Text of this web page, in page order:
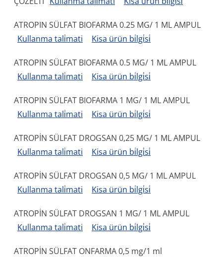
ATROPIN SÜLFAT BIOFARMA 0.25 MG/ 1 ML AMPUL
Kullanma tali̇mati
Kisa ürün bi̇lgi̇si̇
ATROPIN SÜLFAT BIOFARMA 0.5 MG/ 1 ML AMPUL
Kullanma tali̇mati
Kisa ürün bi̇lgi̇si̇
ATROPIN SÜLFAT BIOFARMA 1 MG/ 1 ML AMPUL
Kullanma tali̇mati
Kisa ürün bi̇lgi̇si̇
ATROPİN SÜLFAT DROGSAN 0,25 MG/ 1 ML AMPUL
Kullanma tali̇mati
Kisa ürün bi̇lgi̇si̇
ATROPİN SÜLFAT DROGSAN 0,5 MG/ 1 ML AMPUL
Kullanma tali̇mati
Kisa ürün bi̇lgi̇si̇
ATROPİN SÜLFAT DROGSAN 1 MG/ 1 ML AMPUL
Kullanma tali̇mati
Kisa ürün bi̇lgi̇si̇
ATROPİN SÜLFAT ONFARMA 0,5 mg/1 ml